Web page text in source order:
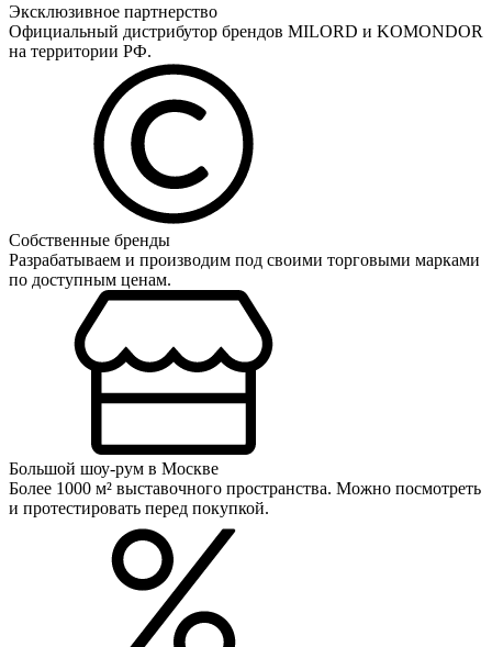
Эксклюзивное партнерство
Официальный дистрибутор брендов MILORD и KOMONDOR
на территории РФ.
Собственные бренды
Разрабатываем и производим под своими торговыми марками
по доступным ценам.
Большой шоу-рум в Москве
Более 1000 м² выставочного пространства. Можно посмотреть
и протестировать перед покупкой.